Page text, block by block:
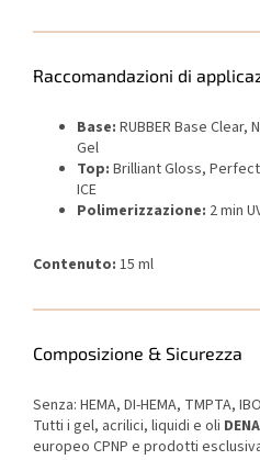
Raccomandazioni di
Base: RUBBER Base Clear,
Gel
Top: Brilliant Gloss, Perfect
ICE
Polimerizzazione: 2 min
Contenuto: 15 ml
Composizione & Sicurezza
Senza: HEMA, DI-HEMA, TMPTA,
Tutti i gel, acrilici, liquidi e oli
europeo CPNP e prodotti